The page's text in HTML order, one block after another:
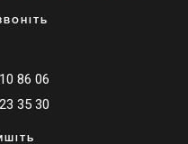
86 06
35 30